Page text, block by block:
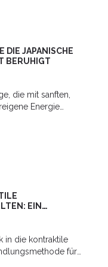
DIE JAPANISCHE
BERUHIGT
die mit sanften,
Energie
EIN
in die kontraktile
für